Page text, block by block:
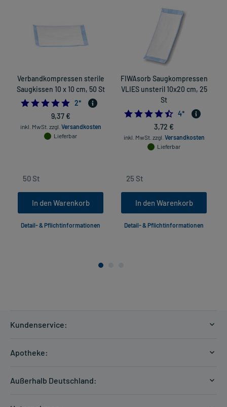
Verbandkompressen sterile
Saugkissen 10 x 10 cm, 50 St
5.0
2*
9,37 €
inkl. MwSt. zzgl. Versandkosten
Lieferbar
In den Warenkorb
Detail- & Pflichtinformationen
FIWAsorb Saugkompressen
VLIES unsteril 10x20 cm, 25
St
4.5
4*
3,72 €
inkl. MwSt. zzgl. Versandkosten
Lieferbar
In den Warenkorb
Detail- & Pflichtinformationen
Kundenservice:
Zahlungsarten
Apotheke:
Außerhalb Deutschland: